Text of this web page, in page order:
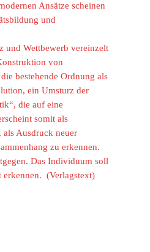
Ansätze scheinen
und
und Wettbewerb vereinzelt
von
bestehende Ordnung als
ein Umsturz der
die auf eine
somit als
Ausdruck neuer
zu erkennen.
Das Individuum soll
erkennen. (Verlagstext)